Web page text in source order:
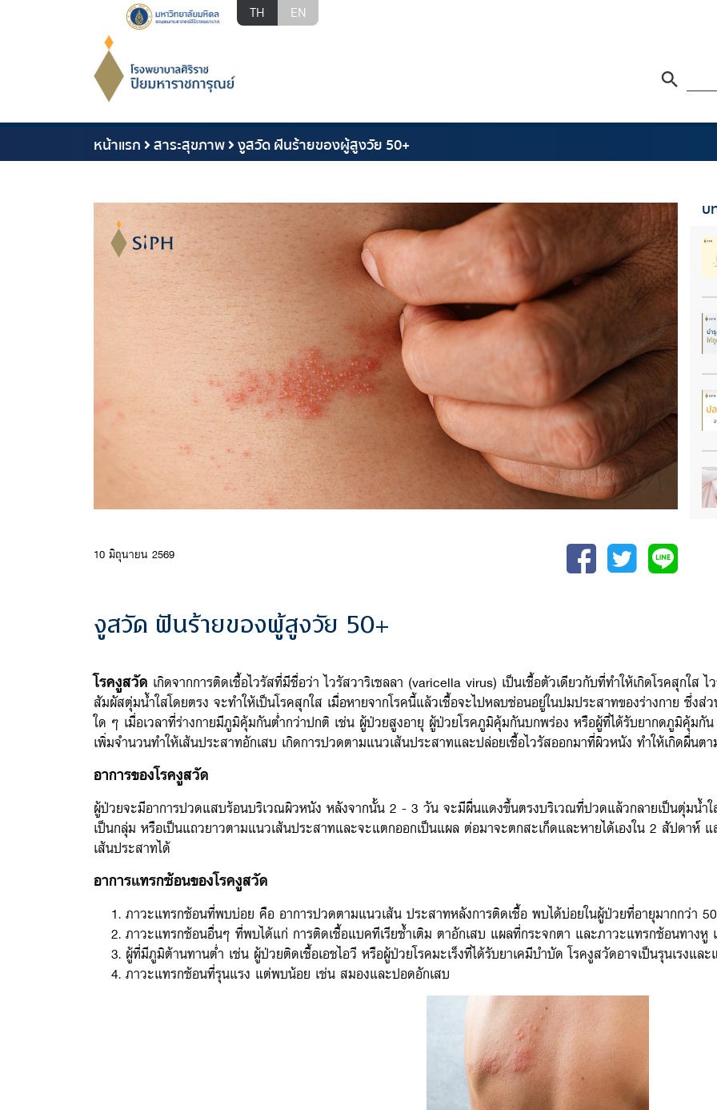
TH EN
หน้าแรก สาระสุขภาพ งูสวัด ฝันร้ายของผู้สูงวัย 50+
10 มิถุนายน 2569
บ
งูสวัด ฝันร้ายของผู้สูงวัย 50+
โรคงูสวัด เกิดจากการติดเชื้อไวรัสที่มีชื่อว่า ไวรัสวาริเซลลา (varicella virus) เป็นเชื้อตัวเดียวกับที่ทำให้เกิดโรคสุกใส ไ
สัมผัสตุ่มน้ำใสโดยตรง จะทำให้เป็นโรคสุกใส เมื่อหายจากโรคนี้แล้วเชื้อจะไปหลบซ่อนอยู่ในปมประสาทของร่างกาย ซึ่ง
ใด ๆ เมื่อเวลาที่ร่างกายมีภูมิคุ้มกันต่ำกว่าปกติ เช่น ผู้ป่วยสูงอายุ ผู้ป่วยโรคภูมิคุ้มกันบกพร่อง หรือผู้ที่ได้รับยากดภูมิคุ้มกั
เพิ่มจำนวนทำให้เส้นประสาทอักเสบ เกิดการปวดตามแนวเส้นประสาทและปล่อยเชื้อไวรัสออกมาที่ผิวหนัง ทำให้เกิดผื่นต
อาการของโรคงูสวัด
ผู้ป่วยจะมีอาการปวดแสบร้อนบริเวณผิวหนัง หลังจากนั้น 2 - 3 วัน จะมีผื่นแดงขึ้นตรงบริเวณที่ปวดแล้วกลายเป็นตุ่มน้ำใ
เป็นกลุ่ม หรือเป็นแถวยาวตามแนวเส้นประสาทและจะแตกออกเป็นแผล ต่อมาจะตกสะเก็ดและหายได้เองใน 2 สัปดาห์
เส้นประสาทได้
อาการแทรกซ้อนของโรคงูสวัด
ภาวะแทรกซ้อนที่พบบ่อย คือ อาการปวดตามแนวเส้น ประสาทหลังการติดเชื้อ พบได้บ่อยในผู้ป่วยที่อายุมากกว่า
ภาวะแทรกซ้อนอื่นๆ ที่พบได้แก่ การติดเชื้อแบคทีเรียซ้ำเติม ตาอักเสบ แผลที่กระจกตา และภาวะแทรกซ้อนทางหู
ผู้ที่มีภูมิต้านทานต่ำ เช่น ผู้ป่วยติดเชื้อเอชไอวี หรือผู้ป่วยโรคมะเร็งที่ได้รับยาเคมีบำบัด โรคงูสวัดอาจเป็นรุนเรงและ
ภาวะแทรกซ้อนที่รุนแรง แต่พบน้อย เช่น สมองและปอดอักเสบ